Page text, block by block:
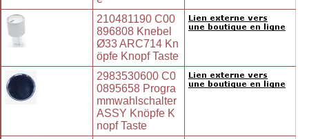
210481190 C00
896808 Knebel
Ø33 ARC714 Kn
öpfe Knopf Taste
2983530600 C0
0895658 Progra
mmwahlschalter
ASSY Knöpfe K
nopf Taste